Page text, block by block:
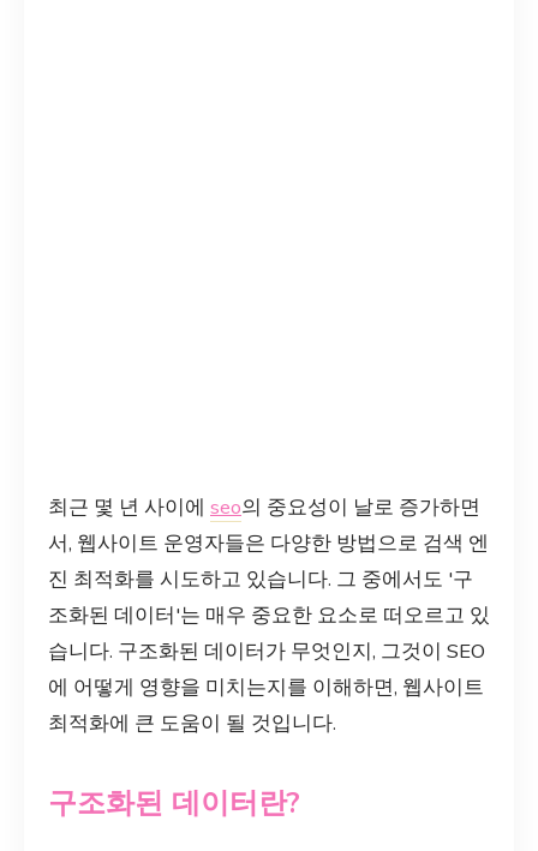
최근 몇 년 사이에 seo의 중요성이 날로 증가하면
서, 웹사이트 운영자들은 다양한 방법으로 검색 엔
진 최적화를 시도하고 있습니다. 그 중에서도 '구
조화된 데이터'는 매우 중요한 요소로 떠오르고 있
습니다. 구조화된 데이터가 무엇인지, 그것이 SEO
에 어떻게 영향을 미치는지를 이해하면, 웹사이트
최적화에 큰 도움이 될 것입니다.
구조화된 데이터란?